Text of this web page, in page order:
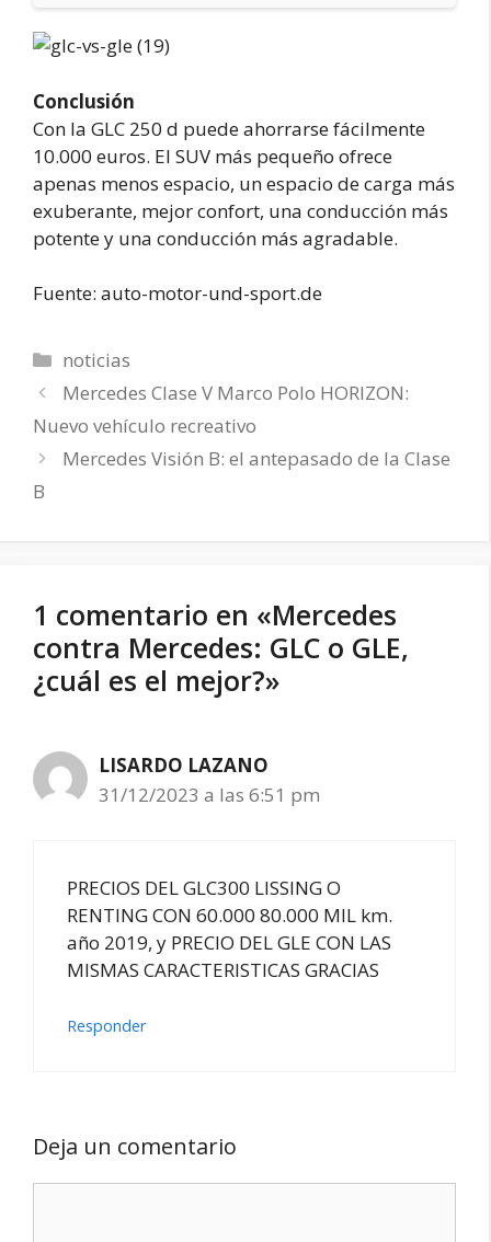
Conclusión
Con la GLC 250 d puede ahorrarse fácilmente
10.000 euros. El SUV más pequeño ofrece
apenas menos espacio, un espacio de carga más
exuberante, mejor confort, una conducción más
potente y una conducción más agradable.
Fuente: auto-motor-und-sport.de
Categorías
noticias
Mercedes Clase V Marco Polo HORIZON:
Nuevo vehículo recreativo
Mercedes Visión B: el antepasado de la Clase
B
1 comentario en «Mercedes
contra Mercedes: GLC o GLE,
¿cuál es el mejor?»
LISARDO LAZANO
31/12/2023 a las 6:51 pm
PRECIOS DEL GLC300 LISSING O
RENTING CON 60.000 80.000 MIL km.
año 2019, y PRECIO DEL GLE CON LAS
MISMAS CARACTERISTICAS GRACIAS
Responder
Deja un comentario